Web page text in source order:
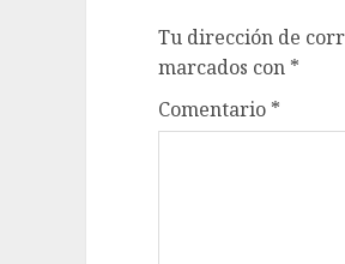
Tu dirección de
marcados con *
Comentario *